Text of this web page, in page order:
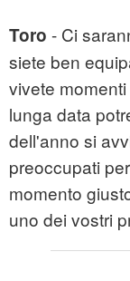
Toro - Ci
siete ben
vivete
lunga data
dell'anno si
preoccupati
momento
uno dei vostri